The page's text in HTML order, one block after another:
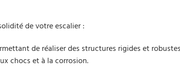
de votre escalier :
de réaliser des structures rigides et
chocs et à la corrosion.